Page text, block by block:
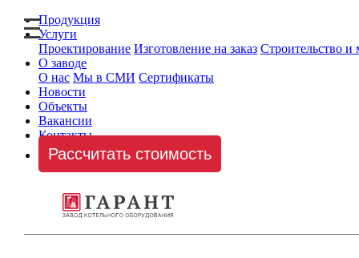
Продукция
Услуги
Проектирование Изготовление на заказ Строительство и
О заводе
О нас Мы в СМИ Сертификаты
Новости
Объекты
Вакансии
Контакты
Рассчитать стоимость